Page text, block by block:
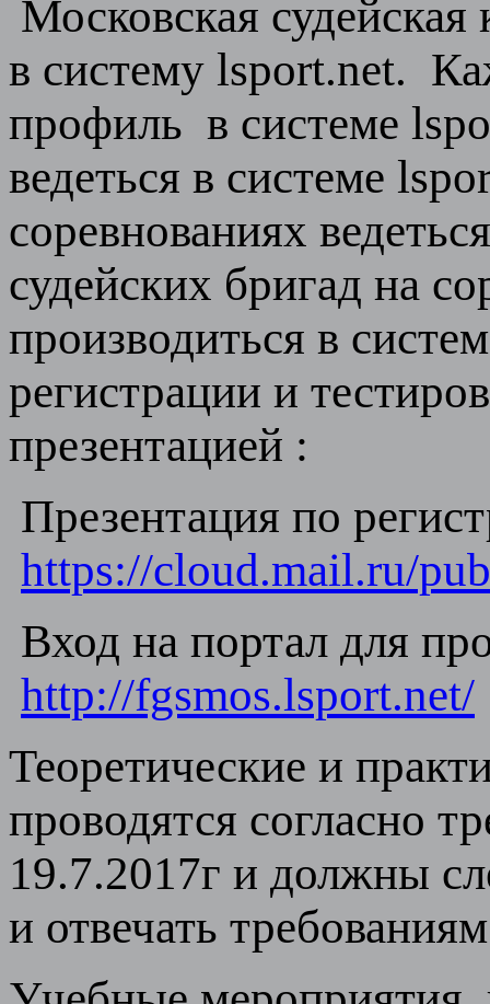
Московская судейская
в систему lsport.net.
профиль в системе
ведеться в системе
соревнованиях
судейских бригад на
производиться в
регистрации и
презентацией :
Презентация по
https://cloud.mail.ru/
Вход на портал для
http://fgsmos.lsport.net/
Теоретические и
проводятся согласно
19.7.2017г и должны
и отвечать